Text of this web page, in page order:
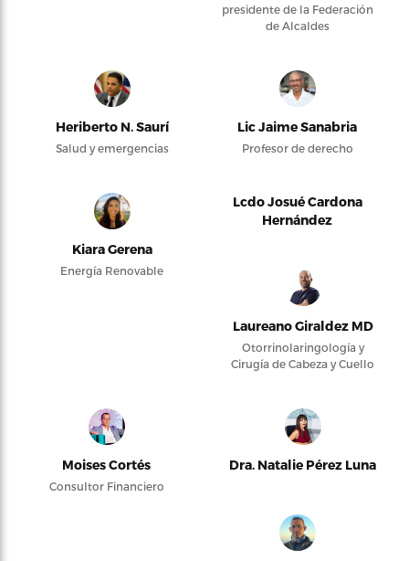
presidente de la Federación
de Alcaldes
Heriberto N. Saurí
Salud y emergencias
Lic Jaime Sanabria
Profesor de derecho
Kiara Gerena
Energía Renovable
Lcdo Josué Cardona
Hernández
Laureano Giraldez MD
Otorrinolaringología y
Cirugía de Cabeza y Cuello
Moises Cortés
Consultor Financiero
Dra. Natalie Pérez Luna